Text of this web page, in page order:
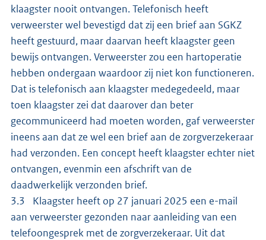
klaagster nooit ontvangen. Telefonisch heeft
verweerster wel bevestigd dat zij een brief aan SGKZ
heeft gestuurd, maar daarvan heeft klaagster geen
bewijs ontvangen. Verweerster zou een hartoperatie
hebben ondergaan waardoor zij niet kon functioneren.
Dat is telefonisch aan klaagster medegedeeld, maar
toen klaagster zei dat daarover dan beter
gecommuniceerd had moeten worden, gaf verweerster
ineens aan dat ze wel een brief aan de zorgverzekeraar
had verzonden. Een concept heeft klaagster echter niet
ontvangen, evenmin een afschrift van de
daadwerkelijk verzonden brief.
3.3 Klaagster heeft op 27 januari 2025 een e-mail
aan verweerster gezonden naar aanleiding van een
telefoongesprek met de zorgverzekeraar. Uit dat